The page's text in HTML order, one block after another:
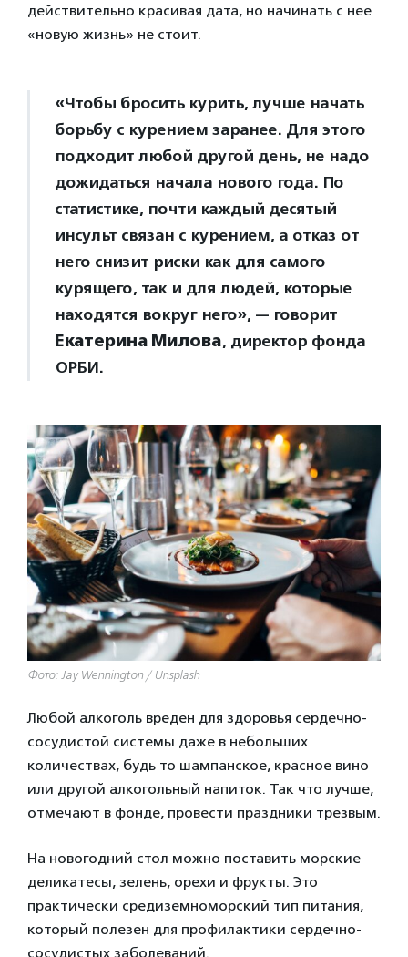
действительно красивая дата, но начинать с нее
«новую жизнь» не стоит.
«Чтобы бросить курить, лучше начать
борьбу с курением заранее. Для этого
подходит любой другой день, не надо
дожидаться начала нового года. По
статистике, почти каждый десятый
инсульт связан с курением, а отказ от
него снизит риски как для самого
курящего, так и для людей, которые
находятся вокруг него», — говорит
Екатерина Милова, директор фонда
ОРБИ.
Фото: Jay Wennington / Unsplash
Любой алкоголь вреден для здоровья сердечно-
сосудистой системы даже в небольших
количествах, будь то шампанское, красное вино
или другой алкогольный напиток. Так что лучше,
отмечают в фонде, провести праздники трезвым.
На новогодний стол можно поставить морские
деликатесы, зелень, орехи и фрукты. Это
практически средиземноморский тип питания,
который полезен для профилактики сердечно-
сосудистых заболеваний.